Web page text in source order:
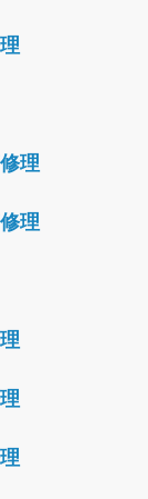
理
理